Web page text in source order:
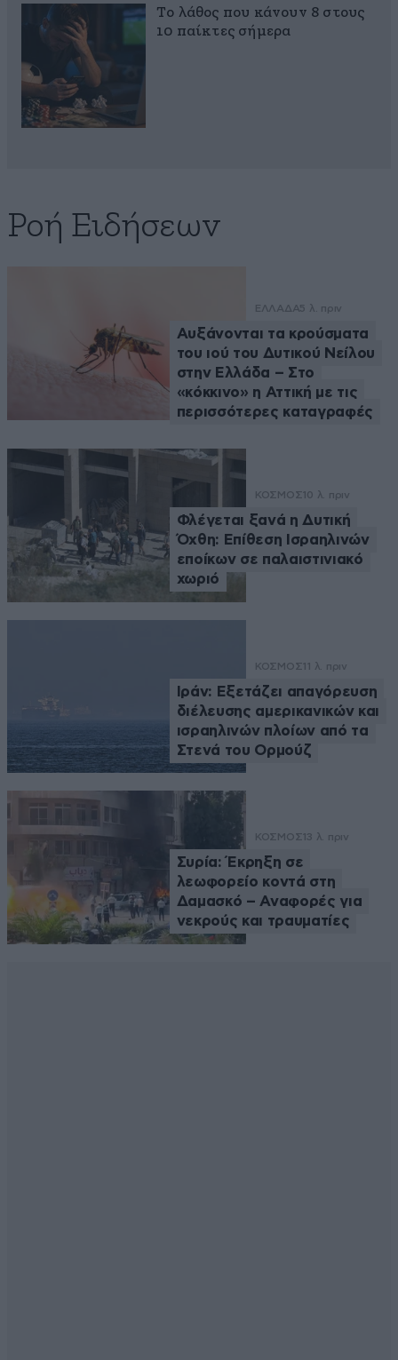
Το λάθος που κάνουν 8 στους
10 παίκτες σήμερα
Ροή Ειδήσεων
ΕΛΛΑΔΑ5 λ. πριν
Αυξάνονται τα κρούσματα
του ιού του Δυτικού Νείλου
στην Ελλάδα – Στο
«κόκκινο» η Αττική με τις
περισσότερες καταγραφές
ΚΟΣΜΟΣ 10 λ. πριν
Φλέγεται ξανά η Δυτική
Όχθη: Επίθεση Ισραηλινών
εποίκων σε παλαιστινιακό
χωριό
ΚΟΣΜΟΣ 11 λ. πριν
Ιράν: Εξετάζει απαγόρευση
διέλευσης αμερικανικών και
ισραηλινών πλοίων από τα
Στενά του Ορμούζ
ΚΟΣΜΟΣ 13 λ. πριν
Συρία: Έκρηξη σε
λεωφορείο κοντά στη
Δαμασκό – Αναφορές για
νεκρούς και τραυματίες